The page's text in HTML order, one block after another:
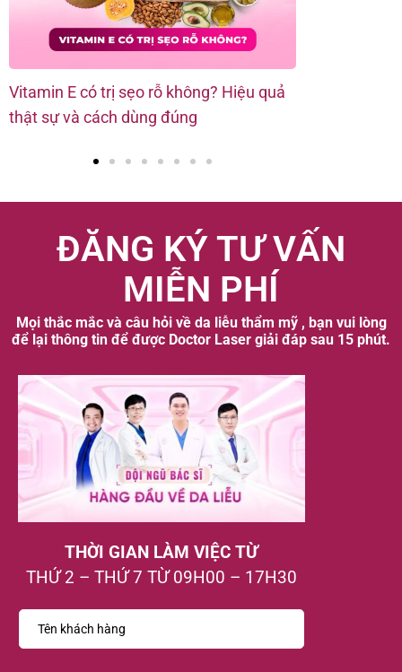
Vitamin E có trị sẹo rỗ không? Hiệu quả
thật sự và cách dùng đúng
ĐĂNG KÝ TƯ VẤN
MIỄN PHÍ
Mọi thắc mắc và câu hỏi về da liễu thẩm mỹ , bạn vui lòng
để lại thông tin để được Doctor Laser giải đáp sau 15 phút.
THỜI GIAN LÀM VIỆC TỪ
THỨ 2 – THỨ 7 TỪ 09H00 – 17H30